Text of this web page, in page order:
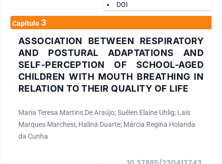
DOI
Capítulo 3
ASSOCIATION BETWEEN RESPIRATORY
AND POSTURAL ADAPTATIONS AND
SELF-PERCEPTION OF SCHOOL-AGED
CHILDREN WITH MOUTH BREATHING IN
RELATION TO THEIR QUALITY OF LIFE
Maria Teresa Martins De Araújo; Suélen Elaine Uhlig; Laís
Marques Marchesi; Halina Duarte; Márcia Regina Holanda
da Cunha